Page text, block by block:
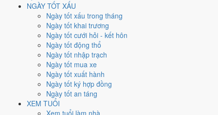
NGÀY TỐT XẤU
Ngày tốt xấu trong tháng
Ngày tốt khai trương
Ngày tốt cưới hỏi - kết hôn
Ngày tốt động thổ
Ngày tốt nhập trạch
Ngày tốt mua xe
Ngày tốt xuất hành
Ngày tốt ký hợp đồng
Ngày tốt an táng
XEM TUỔI
Xem tuổi làm nhà
Ngày Dương
Tháng 2 năm 2027
Tháng 1 âm năm 2027
Tiết Vũ Thủy
Nhâm Tý